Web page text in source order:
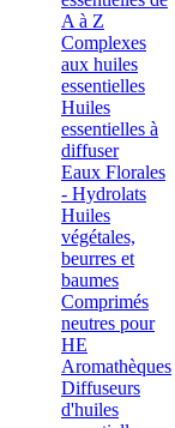
A à Z
Complexes
aux huiles
essentielles
Huiles
essentielles à
diffuser
Eaux Florales
- Hydrolats
Huiles
végétales,
beurres et
baumes
Comprimés
neutres pour
HE
Aromathèques
Diffuseurs
d'huiles